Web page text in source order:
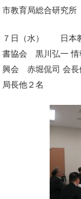
市教育局総合研究
７日（水） 日本
書協会 黒川弘一 情
興会 赤堀侃司 会長
局長他２名